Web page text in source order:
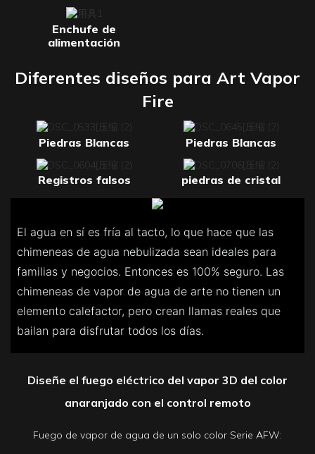
Enchufe de
alimentación
Diferentes diseños para Art Vapor
Fire
Piedras Blancas Piedras Blancas
Registros falsos piedras de cristal
El agua en sí es fría al tacto, lo que hace que las
chimeneas de agua nebulizada sean ideales para
familias y negocios. Entonces es 100% seguro. Las
chimeneas de vapor de agua de arte no tienen un
elemento calefactor, pero crean llamas reales que
bailan para disfrutar todos los días.
Diseñe el fuego eléctrico del vapor 3D del color
anaranjado con el control remoto
Fuego de vapor de agua de un solo color Serie AFW: